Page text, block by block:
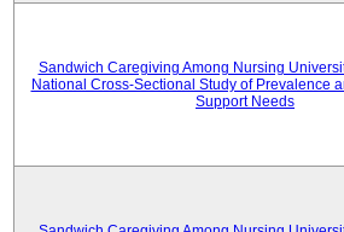
Sandwich Caregiving Among Nursing
National Cross-Sectional Study of Prevalence
Support Needs